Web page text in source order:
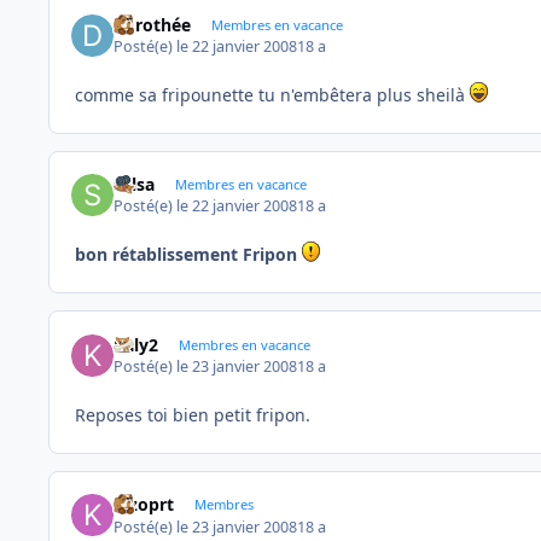
dorothée Membres en vacance
Posté(e) le 22 janvier 200818 a
comme sa fripounette tu n'embêtera plus sheilà
salsa Membres en vacance
Posté(e) le 22 janvier 200818 a
bon rétablissement Fripon
kaly2 Membres en vacance
Posté(e) le 23 janvier 200818 a
Reposes toi bien petit fripon.
kizoprt Membres
Posté(e) le 23 janvier 200818 a